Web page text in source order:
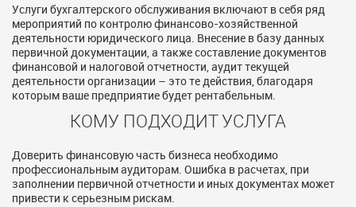
Услуги бухгалтерского обслуживания включают в себя ряд
мероприятий по контролю финансово-хозяйственной
деятельности юридического лица. Внесение в базу данных
первичной документации, а также составление документов
финансовой и налоговой отчетности, аудит текущей
деятельности организации – это те действия, благодаря
которым ваше предприятие будет рентабельным.
КОМУ ПОДХОДИТ УСЛУГА
Доверить финансовую часть бизнеса необходимо
профессиональным аудиторам. Ошибка в расчетах, при
заполнении первичной отчетности и иных документах может
привести к серьезным рискам.